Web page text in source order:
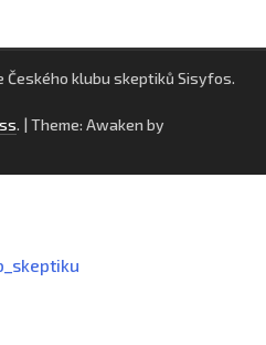
Českého klubu skeptiků Sisyfos.
. | Theme: Awaken by